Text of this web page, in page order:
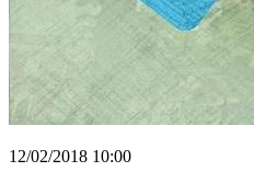
12/02/2018 10:00